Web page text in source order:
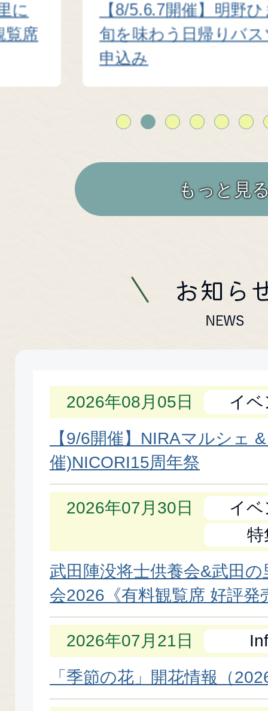
に
覧席
【8/5.6.7開催】明野
旬を味わう日帰りバ
申込み
もっと見
お
ら
せ
NEWS
2026年08月05日
イ
【9/6開催】NIRAマルシェ
催)NICORI15周年祭
2026年07月30日
イ
特
武田陣没将士供養会&武田
会2026《有料観覧席 好評発
2026年07月21日
「季節の花」開花情報（